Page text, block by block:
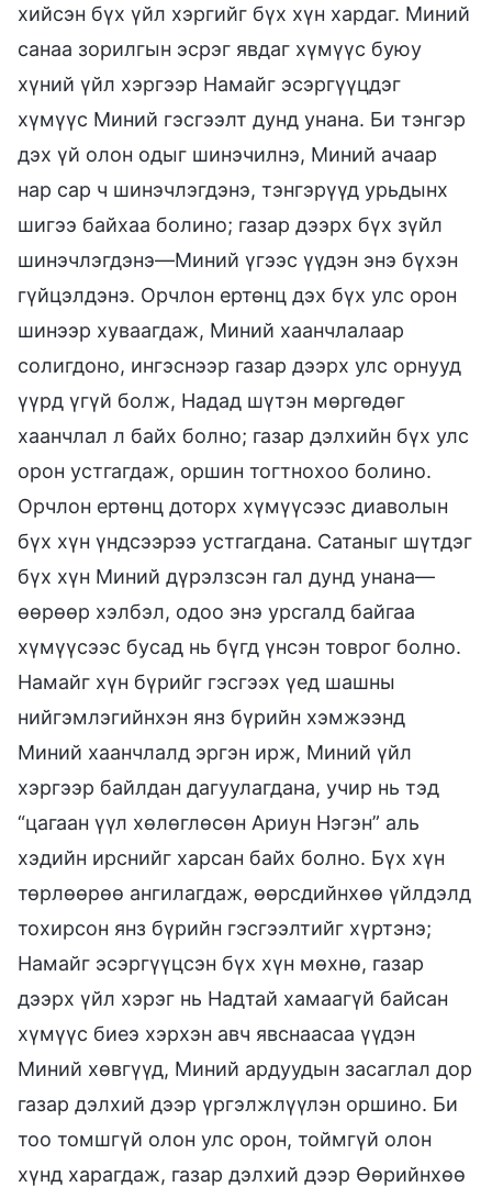
хийсэн бүх үйл хэргийг бүх хүн хардаг. Миний
санаа зорилгын эсрэг явдаг хүмүүс буюу
хүний үйл хэргээр Намайг эсэргүүцдэг
хүмүүс Миний гэсгээлт дунд унана. Би тэнгэр
дэх үй олон одыг шинэчилнэ, Миний ачаар
нар сар ч шинэчлэгдэнэ, тэнгэрүүд урьдынх
шигээ байхаа болино; газар дээрх бүх зүйл
шинэчлэгдэнэ—Миний үгээс үүдэн энэ бүхэн
гүйцэлдэнэ. Орчлон ертөнц дэх бүх улс орон
шинээр хуваагдаж, Миний хаанчлалаар
солигдоно, ингэснээр газар дээрх улс орнууд
үүрд үгүй болж, Надад шүтэн мөргөдөг
хаанчлал л байх болно; газар дэлхийн бүх улс
орон устгагдаж, оршин тогтнохоо болино.
Орчлон ертөнц доторх хүмүүсээс диаволын
бүх хүн үндсээрээ устгагдана. Сатаныг шүтдэг
бүх хүн Миний дүрэлзсэн гал дунд унана—
өөрөөр хэлбэл, одоо энэ урсгалд байгаа
хүмүүсээс бусад нь бүгд үнсэн товрог болно.
Намайг хүн бүрийг гэсгээх үед шашны
нийгэмлэгийнхэн янз бүрийн хэмжээнд
Миний хаанчлалд эргэн ирж, Миний үйл
хэргээр байлдан дагуулагдана, учир нь тэд
“цагаан үүл хөлөглөсөн Ариун Нэгэн” аль
хэдийн ирснийг харсан байх болно. Бүх хүн
төрлөөрөө ангилагдаж, өөрсдийнхөө үйлдэлд
тохирсон янз бүрийн гэсгээлтийг хүртэнэ;
Намайг эсэргүүцсэн бүх хүн мөхнө, газар
дээрх үйл хэрэг нь Надтай хамаагүй байсан
хүмүүс биеэ хэрхэн авч явснаасаа үүдэн
Миний хөвгүүд, Миний ардуудын засаглал дор
газар дэлхий дээр үргэлжлүүлэн оршино. Би
тоо томшгүй олон улс орон, тоймгүй олон
хүнд харагдаж, газар дэлхий дээр Өөрийнхөө